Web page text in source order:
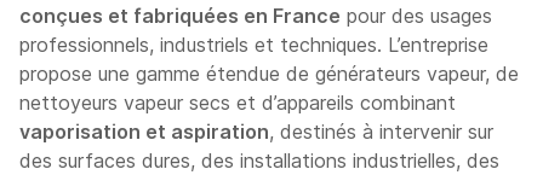
conçues et fabriquées en France pour des usages
professionnels, industriels et techniques. L’entreprise
propose une gamme étendue de générateurs vapeur, de
nettoyeurs vapeur secs et d’appareils combinant
vaporisation et aspiration, destinés à intervenir sur
des surfaces dures, des installations industrielles, des